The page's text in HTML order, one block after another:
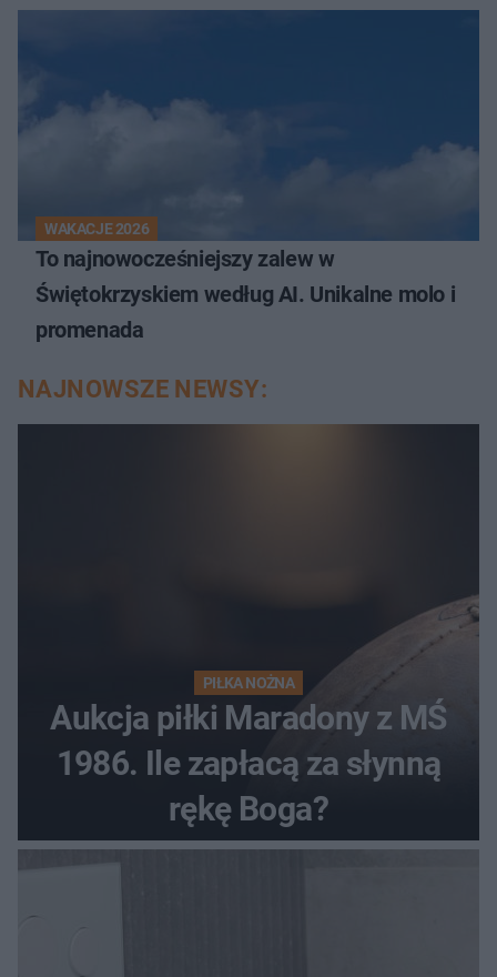
WAKACJE 2026
To najnowocześniejszy zalew w
Świętokrzyskiem według AI. Unikalne molo i
promenada
NAJNOWSZE NEWSY:
PIŁKA NOŻNA
Aukcja piłki Maradony z MŚ
1986. Ile zapłacą za słynną
rękę Boga?